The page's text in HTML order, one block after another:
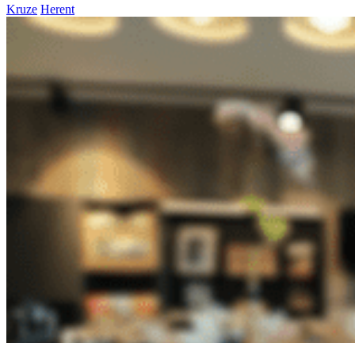
Kruze Herent